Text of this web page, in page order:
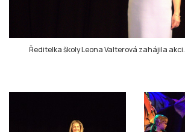
Ředitelka školy Leona Valterová zahájila akci.